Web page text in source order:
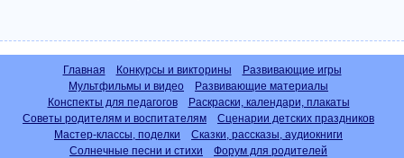
Главная Конкурсы и викторины
Развивающие игры
Мультфильмы и видео
Развивающие материалы
Конспекты для педагогов
Раскраски, календари, плакаты
Советы родителям и воспитателям
Сценарии детских праздников
Мастер-классы, поделки
Сказки, рассказы, аудиокниги
Солнечные песни и стихи
Форум для родителей